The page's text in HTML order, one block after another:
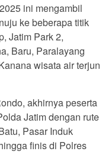
ini mengambil
ke beberapa titik
Jatim Park 2,
Baru, Paralayang
wisata air terjun
akhirnya peserta
Jatim dengan rute
Pasar Induk
finis di Polres